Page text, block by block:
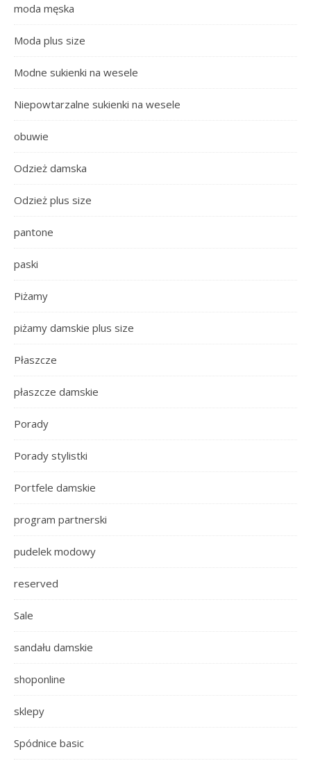
moda męska
Moda plus size
Modne sukienki na wesele
Niepowtarzalne sukienki na wesele
obuwie
Odzież damska
Odzież plus size
pantone
paski
Piżamy
piżamy damskie plus size
Płaszcze
płaszcze damskie
Porady
Porady stylistki
Portfele damskie
program partnerski
pudelek modowy
reserved
Sale
sandału damskie
shoponline
sklepy
Spódnice basic